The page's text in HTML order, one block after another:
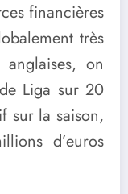
financières
très
on
Liga sur 20
sur la saison,
d’euros